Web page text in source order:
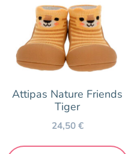
Attipas Nature Friends
Tiger
24,50€